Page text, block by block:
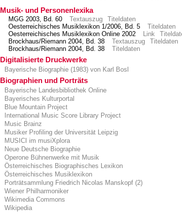
Musik- und Personenlexika
MGG 2003, Bd. 60 Textauszug
Titeldaten
Oesterreichisches Musiklexikon 1/2006, Bd. 5
Titeldaten
Oesterreichisches Musiklexikon Online 2002
Link
Brockhaus/Riemann 2004, Bd. 38
Textauszug
Titeldaten
Brockhaus/Riemann 2004, Bd. 38
Titeldaten
Digitalisierte Druckwerke
Bayerische Biographie (1983) von Karl Bosl
Biographien und Porträts
Bayerische Landesbibliothek Online
Bayerisches Kulturportal
Blue Mountain Project
International Music Score Library Project
Music Brainz
Musiker Profiling der Universität Leipzig
MUSICI im musiXplora
Neue Deutsche Biographie
Operone Bühnenwerke mit Musik
Österreichisches Biographisches Lexikon
Österreichisches Musiklexikon
Porträtsammlung Friedrich Nicolas Manskopf (2)
Wiener Philharmoniker
Wikimedia Commons
Wikipedia